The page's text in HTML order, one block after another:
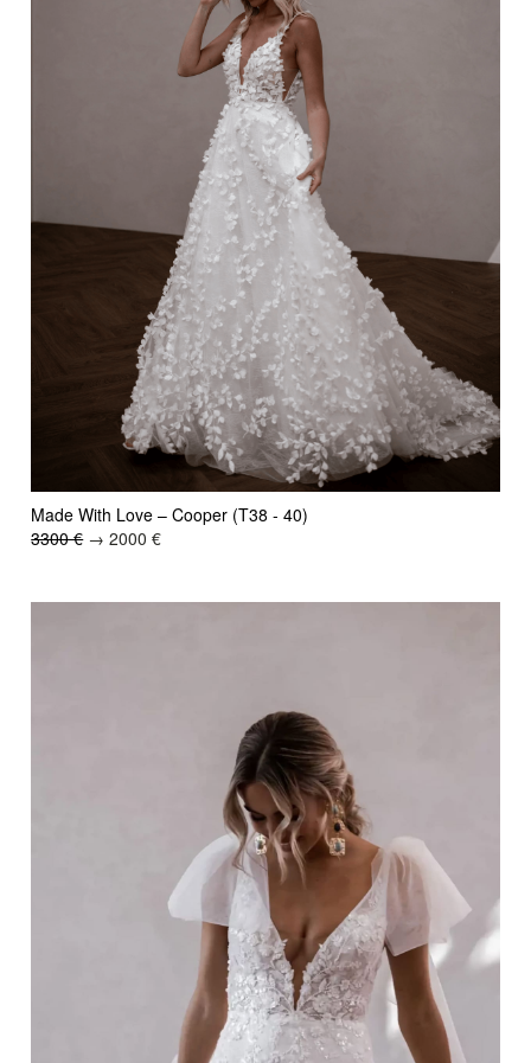
Made With Love – Cooper (T38 - 40)
3300 € → 2000 €